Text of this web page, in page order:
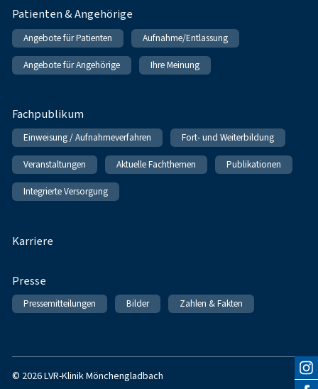
Patienten & Angehörige
Angebote für Patienten Aufnahme/Entlassung
Angebote für Angehörige Ihre Meinung
Fachpublikum
Einweisung / Aufnahmeverfahren Fort- und Weiterbildung
Veranstaltungen Aktuelle Fachthemen Publikationen
Integrierte Versorgung
Karriere
Presse
Pressemitteilungen Bilder Zahlen & Fakten
© 2026 LVR-Klinik Mönchengladbach